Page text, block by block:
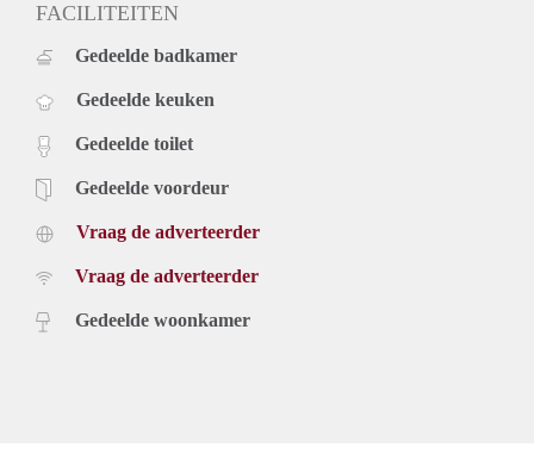
FACILITEITEN
Gedeelde badkamer
Gedeelde keuken
Gedeelde toilet
Gedeelde voordeur
Vraag de adverteerder
Vraag de adverteerder
Gedeelde woonkamer